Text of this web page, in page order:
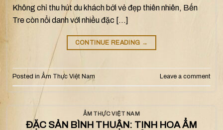
Không chỉ thu hút du khách bởi vẻ đẹp thiên nhiên, Bến
Tre còn nổi danh với nhiều đặc […]
CONTINUE READING →
Posted in Ẩm Thực Việt Nam Leave a comment
ẨM THỰC VIỆT NAM
ĐẶC SẢN BÌNH THUẬN: TINH HOA ẨM